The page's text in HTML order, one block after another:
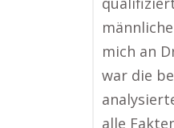
mich an
war die
alle